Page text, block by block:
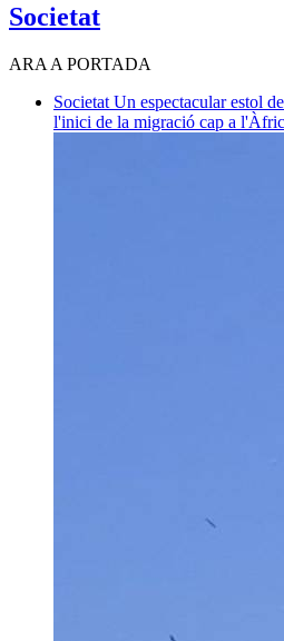
Societat
ARA A PORTADA
Societat Un espectacular estol
l'inici de la migració cap a